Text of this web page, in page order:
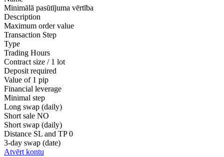
Minimālā pasūtījuma vērtība
Description
Maximum order value
Transaction Step
Type
Trading Hours
Contract size / 1 lot
Deposit required
Value of 1 pip
Financial leverage
Minimal step
Long swap (daily)
Short sale NO
Short swap (daily)
Distance SL and TP 0
3-day swap (date)
Atvērt kontu